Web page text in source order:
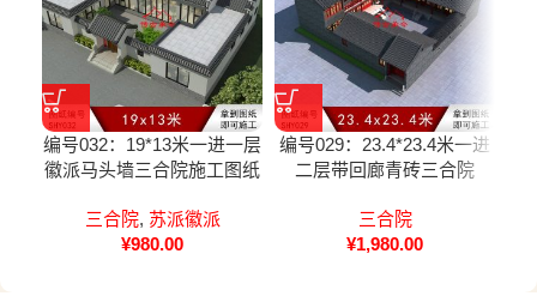
编号032：19*13米一进一层
徽派马头墙三合院施工图纸
三合院, 苏派徽派
¥980.00
编号029：23.4*23.4米一进
二层带回廊青砖三合院
三合院
¥1,980.00